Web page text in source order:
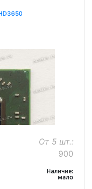
От 5 шт.:
900
Наличие:
мало